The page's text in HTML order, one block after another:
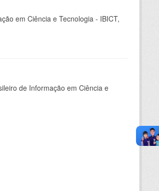
em Ciência e Tecnologia - IBICT,
de Informação em Ciência e